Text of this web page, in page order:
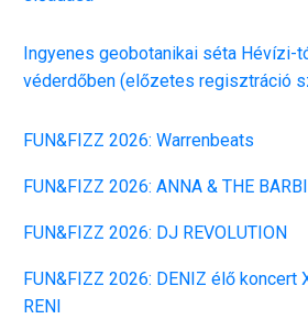
Ingyenes geobotanikai séta Hévízi-
véderdőben (előzetes regisztráció
FUN&FIZZ 2026: Warrenbeats
FUN&FIZZ 2026: ANNA & THE
FUN&FIZZ 2026: DJ REVOLUTION
FUN&FIZZ 2026: DENIZ élő koncert
RENI